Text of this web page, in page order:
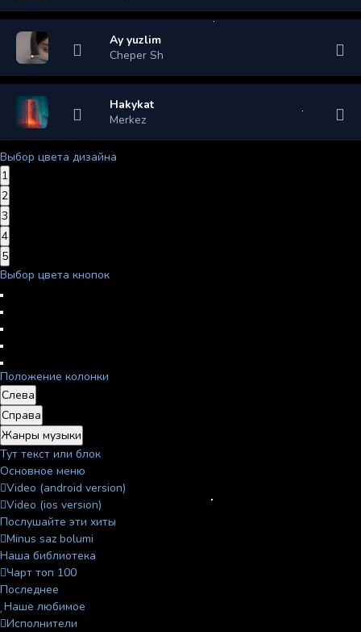
Ay yuzlim
Cheper Sh
Hakykat
Merkez
Выбор цвета дизайна
1
2
3
4
5
Выбор цвета кнопок
Положение колонки
Слева
Справа
Жанры музыки
Тут текст или блок
Основное меню
Video (android version)
Video (ios version)
Послушайте эти хиты
Minus saz bolumi
Наша библиотека
Чарт топ 100
Последнее
Наше любимое
Исполнители